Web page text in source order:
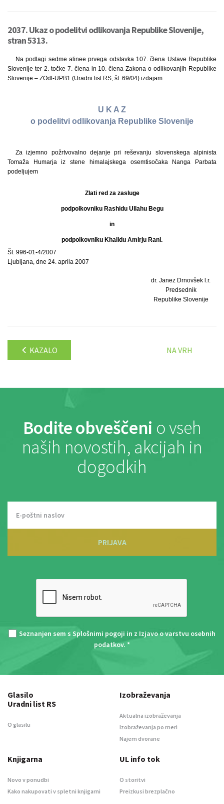
2037. Ukaz o podelitvi odlikovanja Republike Slovenije,
stran 5313.
Na podlagi sedme alinee prvega odstavka 107. člena Ustave Republike
Slovenije ter 2. točke 7. člena in 10. člena Zakona o odlikovanjih Republike
Slovenije – ZOdl-UPB1 (Uradni list RS, št. 69/04) izdajam
U K A Z
o podelitvi odlikovanja Republike Slovenije
Za izjemno požrtvovalno dejanje pri reševanju slovenskega alpinista
Tomaža Humarja iz stene himalajskega osemtisočaka Nanga Parbata
podeljujem
Zlati red za zasluge
podpolkovniku Rashidu Ullahu Begu
in
podpolkovniku Khalidu Amirju Rani.
Št. 996-01-4/2007
Ljubljana, dne 24. aprila 2007
dr. Janez Drnovšek l.r.
Predsednik
Republike Slovenije
KAZALO NA VRH
Bodite obveščeni o vseh
naših novostih, akcijah in
dogodkih
PRIJAVA
Seznanjen sem s Splošnimi pogoji in z Izjavo o varstvu osebnih
podatkov. *
Glasilo
Uradni list RS
O glasilu
Izobraževanja
Aktualna izobraževanja
Izobraževanja po meri
Najem dvorane
Knjigarna
Novo v ponudbi
Kako nakupovati v spletni knjigarni
UL info tok
O storitvi
Preizkusi brezplačno